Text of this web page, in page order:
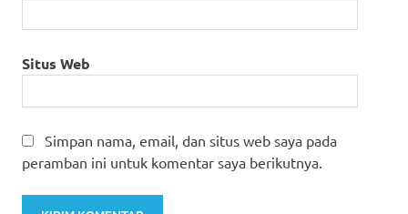
Situs Web
Simpan nama, email, dan situs web saya pada
peramban ini untuk komentar saya berikutnya.